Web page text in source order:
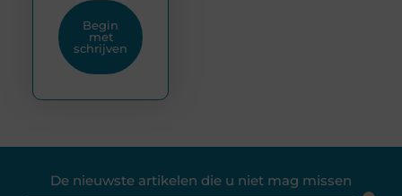
Begin
met
schrijven
De nieuwste artikelen die u niet mag missen